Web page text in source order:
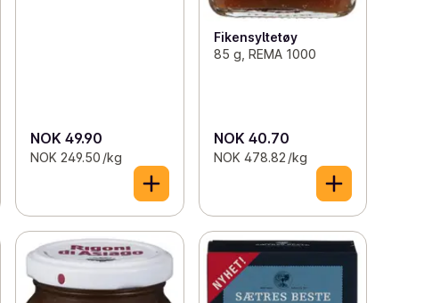
NOK 49.90
NOK 249.50 /kg
Fikensyltetøy
85 g, REMA 1000
NOK 40.70
NOK 478.82 /kg